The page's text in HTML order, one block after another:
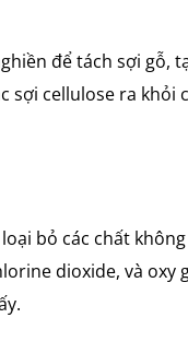
để tách sợi gỗ,
sợi cellulose ra khỏi
bỏ các chất
dioxide, và oxy